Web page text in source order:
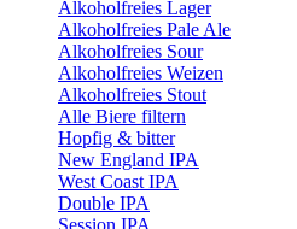
Alkoholfreies Lager
Alkoholfreies Pale Ale
Alkoholfreies Sour
Alkoholfreies Weizen
Alkoholfreies Stout
Alle Biere filtern
Hopfig & bitter
New England IPA
West Coast IPA
Double IPA